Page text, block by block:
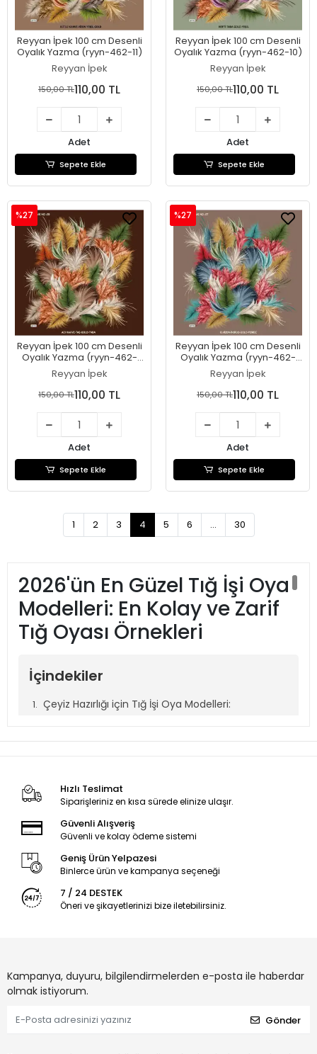
Reyyan İpek 100 cm Desenli
Oyalık Yazma (ryyn-462-11)
Reyyan İpek
150,00 TL110,00 TL
Adet
Sepete Ekle
Reyyan İpek 100 cm Desenli
Oyalık Yazma (ryyn-462-10)
Reyyan İpek
150,00 TL110,00 TL
Adet
Sepete Ekle
Reyyan İpek 100 cm Desenli
Oyalık Yazma (ryyn-462-
09)
Reyyan İpek
%27
150,00 TL110,00 TL
Adet
Sepete Ekle
Reyyan İpek 100 cm Desenli
Oyalık Yazma (ryyn-462-
08)
Reyyan İpek
%27
150,00 TL110,00 TL
Adet
Sepete Ekle
1 2 3 4 5 6 ... 30
2026'ün En Güzel Tığ İşi Oya
Modelleri: En Kolay ve Zarif
Tığ Oyası Örnekleri
İçindekiler
Çeyiz Hazırlığı için Tığ İşi Oya Modelleri:
Yaprak Detaylarıyla Doğadan Esintiler
Beyaz Tığ İşi Oya Modelleri
Farklı Tekniklerle Örülen Modeller
Geometrik Desenlerin Modern Yorumu
2026'nın Favorileri
Papatya Deseni İle Zarif
Hızlı Teslimat
Siparişleriniz en kısa sürede elinize ulaşır.
Güvenli Alışveriş
Güvenli ve kolay ödeme sistemi
Geniş Ürün Yelpazesi
Binlerce ürün ve kampanya seçeneği
7 / 24 DESTEK
Öneri ve şikayetlerinizi bize iletebilirsiniz.
Kampanya, duyuru, bilgilendirmelerden e-posta ile haberdar
olmak istiyorum.
Gönder